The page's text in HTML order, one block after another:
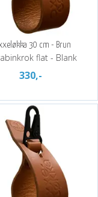
30 cm - Brun
flat - Blank
330,-